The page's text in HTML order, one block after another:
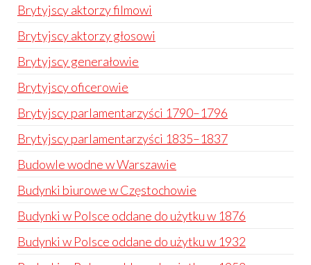
Brytyjscy aktorzy filmowi
Brytyjscy aktorzy głosowi
Brytyjscy generałowie
Brytyjscy oficerowie
Brytyjscy parlamentarzyści 1790–1796
Brytyjscy parlamentarzyści 1835–1837
Budowle wodne w Warszawie
Budynki biurowe w Częstochowie
Budynki w Polsce oddane do użytku w 1876
Budynki w Polsce oddane do użytku w 1932